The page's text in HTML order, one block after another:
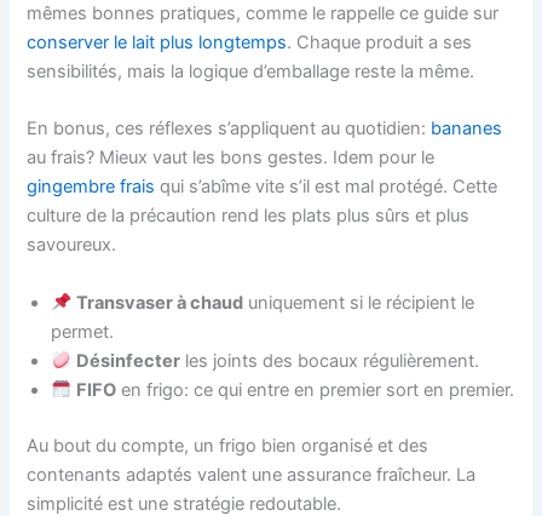
mêmes bonnes pratiques, comme le rappelle ce guide sur
conserver le lait plus longtemps. Chaque produit a ses
sensibilités, mais la logique d’emballage reste la même.
En bonus, ces réflexes s’appliquent au quotidien: bananes
au frais? Mieux vaut les bons gestes. Idem pour le
gingembre frais qui s’abîme vite s’il est mal protégé. Cette
culture de la précaution rend les plats plus sûrs et plus
savoureux.
Transvaser à chaud uniquement si le récipient le
permet.
Désinfecter les joints des bocaux régulièrement.
FIFO en frigo: ce qui entre en premier sort en premier.
Au bout du compte, un frigo bien organisé et des
contenants adaptés valent une assurance fraîcheur. La
simplicité est une stratégie redoutable.